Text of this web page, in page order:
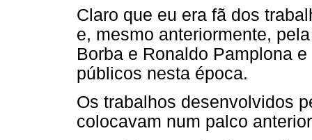
Claro que eu era fã dos
e, mesmo anteriormente,
Borba e Ronaldo Pamplona
públicos nesta época.
Os trabalhos desenvolvidos
colocavam num palco